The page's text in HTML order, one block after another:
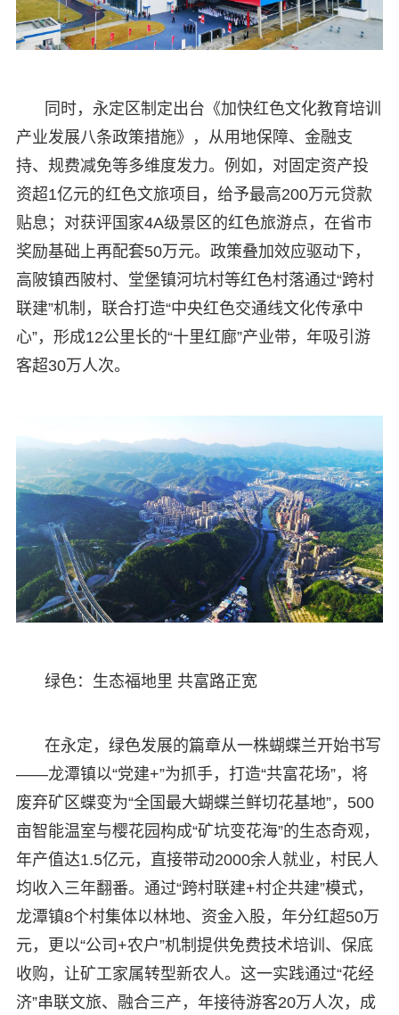
同时，永定区制定出台《加快红色文化教育培训
产业发展八条政策措施》，从用地保障、金融支
持、规费减免等多维度发力。例如，对固定资产投
资超1亿元的红色文旅项目，给予最高200万元贷款
贴息；对获评国家4A级景区的红色旅游点，在省市
奖励基础上再配套50万元。政策叠加效应驱动下，
高陂镇西陂村、堂堡镇河坑村等红色村落通过“跨村
联建”机制，联合打造“中央红色交通线文化传承中
心”，形成12公里长的“十里红廊”产业带，年吸引游
客超30万人次。
绿色：生态福地里 共富路正宽
在永定，绿色发展的篇章从一株蝴蝶兰开始书写
——龙潭镇以“党建+”为抓手，打造“共富花场”，将
废弃矿区蝶变为“全国最大蝴蝶兰鲜切花基地”，500
亩智能温室与樱花园构成“矿坑变花海”的生态奇观，
年产值达1.5亿元，直接带动2000余人就业，村民人
均收入三年翻番。通过“跨村联建+村企共建”模式，
龙潭镇8个村集体以林地、资金入股，年分红超50万
元，更以“公司+农户”机制提供免费技术培训、保底
收购，让矿工家属转型新农人。这一实践通过“花经
济”串联文旅、融合三产，年接待游客20万人次，成